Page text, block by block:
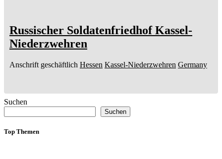
Russischer Soldatenfriedhof Kassel-
Niederzwehren
Anschrift geschäftlich Hessen Kassel-Niederzwehren Germany
Suchen
Suchen
Top Themen